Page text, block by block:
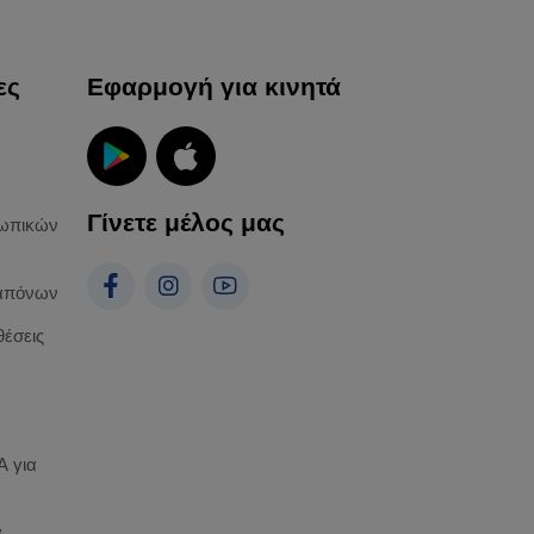
για
Εφαρμογή για κινητά
Γίνετε μέλος μας